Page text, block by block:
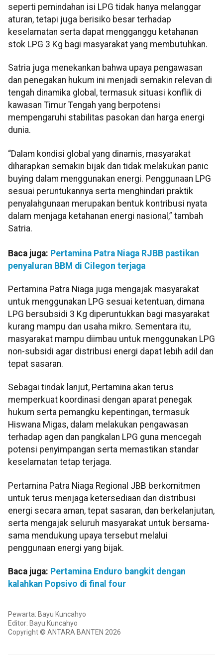
seperti pemindahan isi LPG tidak hanya melanggar
aturan, tetapi juga berisiko besar terhadap
keselamatan serta dapat mengganggu ketahanan
stok LPG 3 Kg bagi masyarakat yang membutuhkan.
Satria juga menekankan bahwa upaya pengawasan
dan penegakan hukum ini menjadi semakin relevan di
tengah dinamika global, termasuk situasi konflik di
kawasan Timur Tengah yang berpotensi
mempengaruhi stabilitas pasokan dan harga energi
dunia.
“Dalam kondisi global yang dinamis, masyarakat
diharapkan semakin bijak dan tidak melakukan panic
buying dalam menggunakan energi. Penggunaan LPG
sesuai peruntukannya serta menghindari praktik
penyalahgunaan merupakan bentuk kontribusi nyata
dalam menjaga ketahanan energi nasional,” tambah
Satria.
Baca juga: Pertamina Patra Niaga RJBB pastikan
penyaluran BBM di Cilegon terjaga
Pertamina Patra Niaga juga mengajak masyarakat
untuk menggunakan LPG sesuai ketentuan, dimana
LPG bersubsidi 3 Kg diperuntukkan bagi masyarakat
kurang mampu dan usaha mikro. Sementara itu,
masyarakat mampu diimbau untuk menggunakan LPG
non-subsidi agar distribusi energi dapat lebih adil dan
tepat sasaran.
Sebagai tindak lanjut, Pertamina akan terus
memperkuat koordinasi dengan aparat penegak
hukum serta pemangku kepentingan, termasuk
Hiswana Migas, dalam melakukan pengawasan
terhadap agen dan pangkalan LPG guna mencegah
potensi penyimpangan serta memastikan standar
keselamatan tetap terjaga.
Pertamina Patra Niaga Regional JBB berkomitmen
untuk terus menjaga ketersediaan dan distribusi
energi secara aman, tepat sasaran, dan berkelanjutan,
serta mengajak seluruh masyarakat untuk bersama-
sama mendukung upaya tersebut melalui
penggunaan energi yang bijak.
Baca juga: Pertamina Enduro bangkit dengan
kalahkan Popsivo di final four
Pewarta: Bayu Kuncahyo
Editor: Bayu Kuncahyo
Copyright © ANTARA BANTEN 2026